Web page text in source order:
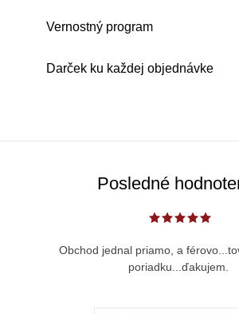
Vernostný program
Darček ku každej objednávke
Posledné
Obchod jednal priamo, a
poriadku...ďakujem.